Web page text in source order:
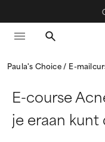
Paula's Choice E-
E-course
je eraan kunt